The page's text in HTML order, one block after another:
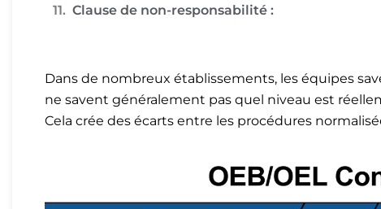
Clause de non-responsabilité :
Dans de nombreux établissements, les équipes
ne savent généralement pas quel niveau est
Cela crée des écarts entre les procédures